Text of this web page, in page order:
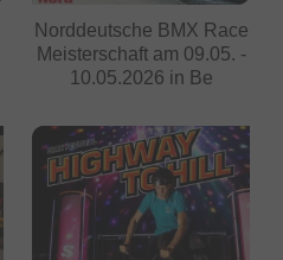
Norddeutsche BMX Race
Meisterschaft am 09.05. -
10.05.2026 in Be